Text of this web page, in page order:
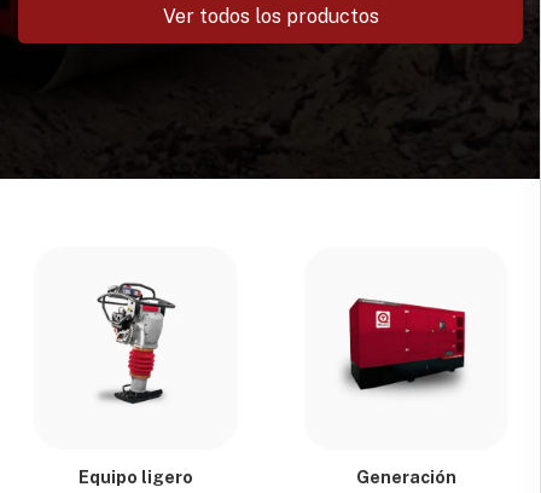
Ver todos los productos
Equipo ligero Generación